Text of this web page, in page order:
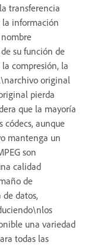
transferencia
la información
nombre
su función de
compresión, la
original
pierda
que la mayoría
códecs, aunque
mantenga un
son
calidad
de
datos,
una variedad
todas las